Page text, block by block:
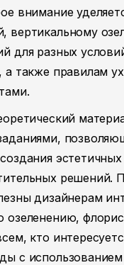
внимание
вертикальному
для разных
а также правилам
решений.
дизайнерам
озеленению,
кто
с использованием